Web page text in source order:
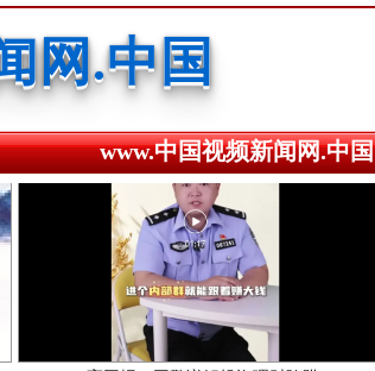
网.中国
网.中国
网.中国
www.中国视频新闻网.中国
高回报！网警详解投资理财陷阱